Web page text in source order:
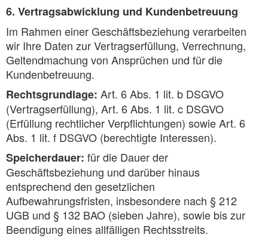
6. Vertragsabwicklung und Kundenbetreuung
Im Rahmen einer Geschäftsbeziehung verarbeiten
wir Ihre Daten zur Vertragserfüllung, Verrechnung,
Geltendmachung von Ansprüchen und für die
Kundenbetreuung.
Rechtsgrundlage: Art. 6 Abs. 1 lit. b DSGVO
(Vertragserfüllung), Art. 6 Abs. 1 lit. c DSGVO
(Erfüllung rechtlicher Verpflichtungen) sowie Art. 6
Abs. 1 lit. f DSGVO (berechtigte Interessen).
Speicherdauer: für die Dauer der
Geschäftsbeziehung und darüber hinaus
entsprechend den gesetzlichen
Aufbewahrungsfristen, insbesondere nach § 212
UGB und § 132 BAO (sieben Jahre), sowie bis zur
Beendigung eines allfälligen Rechtsstreits.